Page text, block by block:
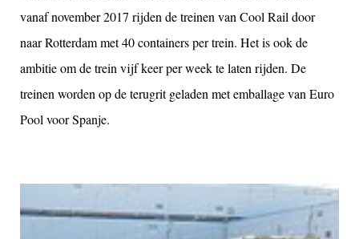
vanaf november 2017 rijden de treinen van Cool Rail door
naar Rotterdam met 40 containers per trein. Het is ook de
ambitie om de trein vijf keer per week te laten rijden. De
treinen worden op de terugrit geladen met emballage van Euro
Pool voor Spanje.